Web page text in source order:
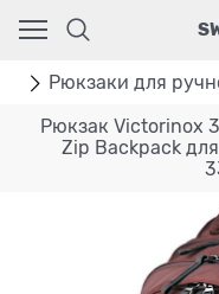
Рюкзаки для
Рюкзак Victorinox
Zip Backpack
Ваш город - Москва,
угадали?
ДА НЕТ